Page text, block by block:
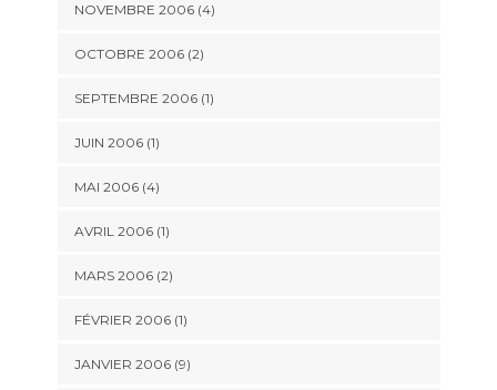
NOVEMBRE 2006 (4)
OCTOBRE 2006 (2)
SEPTEMBRE 2006 (1)
JUIN 2006 (1)
MAI 2006 (4)
AVRIL 2006 (1)
MARS 2006 (2)
FÉVRIER 2006 (1)
JANVIER 2006 (9)